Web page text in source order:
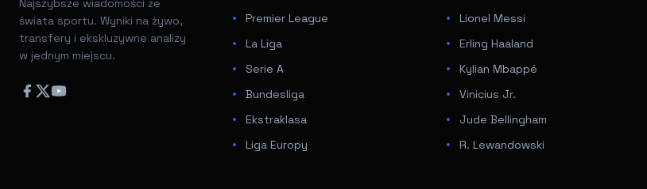
Najszybsze wiadomości ze
świata sportu. Wyniki na żywo,
transfery i ekskluzywne analizy
w jednym miejscu.
Premier League
La Liga
Serie A
Bundesliga
Ekstraklasa
Liga Europy
Lionel Messi
Erling Haaland
Kylian Mbappé
Vinicius Jr.
Jude Bellingham
R. Lewandowski